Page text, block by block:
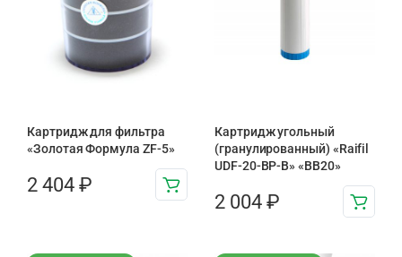
Картридж для фильтра
«Золотая Формула ZF-5»
2 404 ₽
Картридж угольный
(гранулированный) «Raifil
UDF-20-BP-B» «BB20»
2 004 ₽